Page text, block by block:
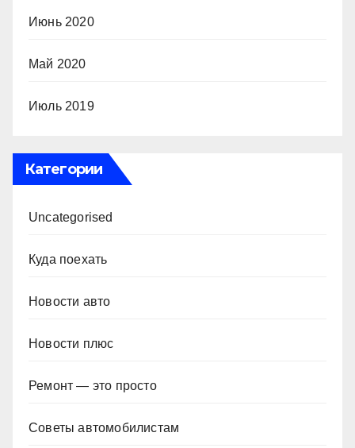
Июнь 2020
Май 2020
Июль 2019
Категории
Uncategorised
Куда поехать
Новости авто
Новости плюс
Ремонт — это просто
Советы автомобилистам